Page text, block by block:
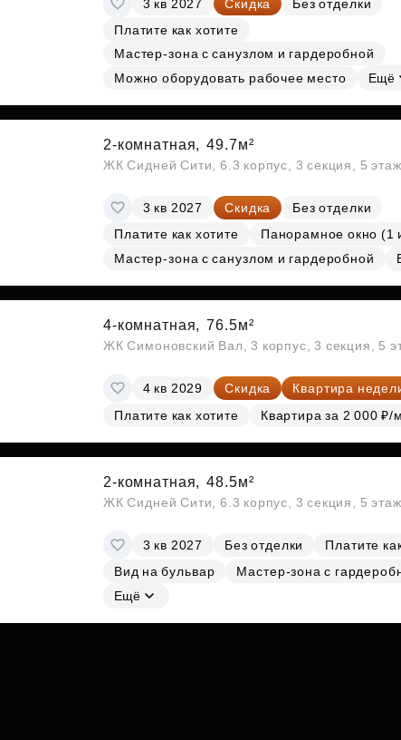
Субсидии
3 кв 2027 Скидка
Без отделки
Платите как хотите
Мастер-зона с санузлом и гардеробной
Можно оборудовать рабочее место
Ещё
2-комнатная, 49.7м²
ЖК Сидней Сити, 6.3 корпус, 3 секция, 5
3 кв 2027 Скидка
Без отделки
Платите как хотите
Панорамное окно (1
Мастер-зона с санузлом и гардеробной
4-комнатная, 76.5м²
ЖК Симоновский Вал, 3 корпус, 3 секция, 5
4 кв 2029 Скидка Квартира
Платите как хотите
Квартира за 2 000 ₽/
2-комнатная, 48.5м²
ЖК Сидней Сити, 6.3 корпус, 3 секция, 5
3 кв 2027 Без отделки
Платите
Вид на бульвар
Мастер-зона с
Ещё